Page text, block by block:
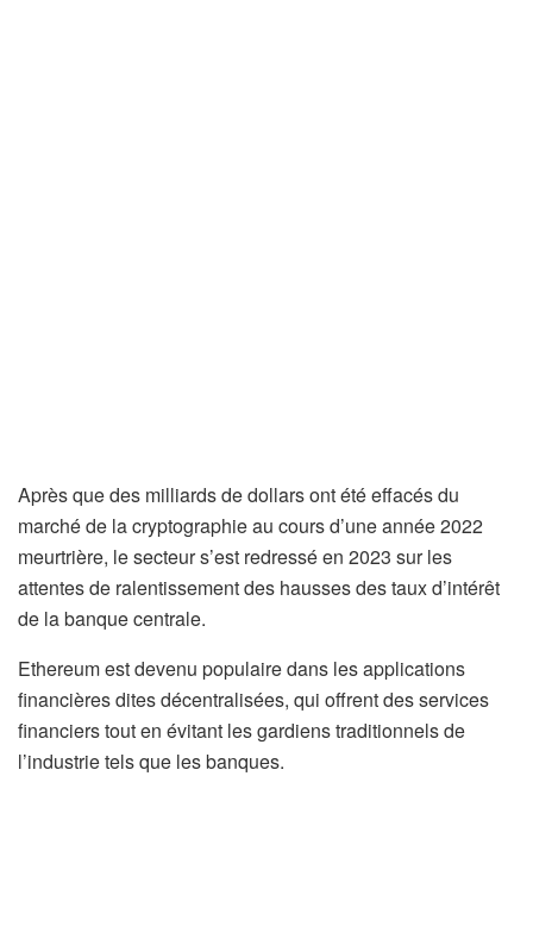
Après que des milliards de dollars ont été effacés du
marché de la cryptographie au cours d’une année 2022
meurtrière, le secteur s’est redressé en 2023 sur les
attentes de ralentissement des hausses des taux d’intérêt
de la banque centrale.
Ethereum est devenu populaire dans les applications
financières dites décentralisées, qui offrent des services
financiers tout en évitant les gardiens traditionnels de
l’industrie tels que les banques.